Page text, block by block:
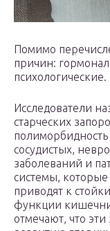
Помимо
причин:
психологические.
Исследователи
старческих
сосудистых,
заболеваний и
системы, которые
приводят к
функции
отмечают, что эти